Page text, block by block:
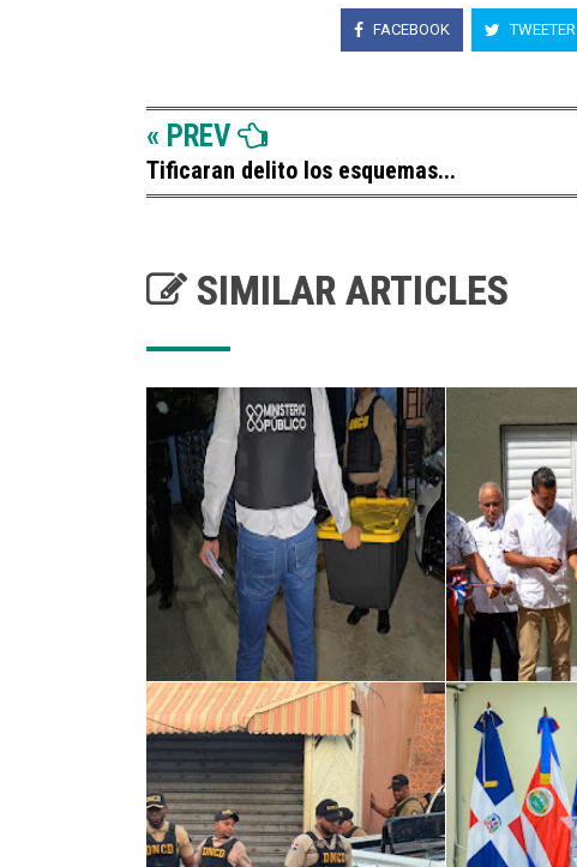
FACEBOOK TWEETER
« PREV
Tificaran delito los esquemas...
SIMILAR ARTICLES